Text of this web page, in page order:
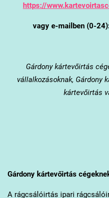
https://
vagy e-mailben (0-
Gárdonykártevőirtás
vállalkozásoknak, Gárdony
kártevőirtás
Gárdonykártevőirtás
A rágcsálóirtás ipari